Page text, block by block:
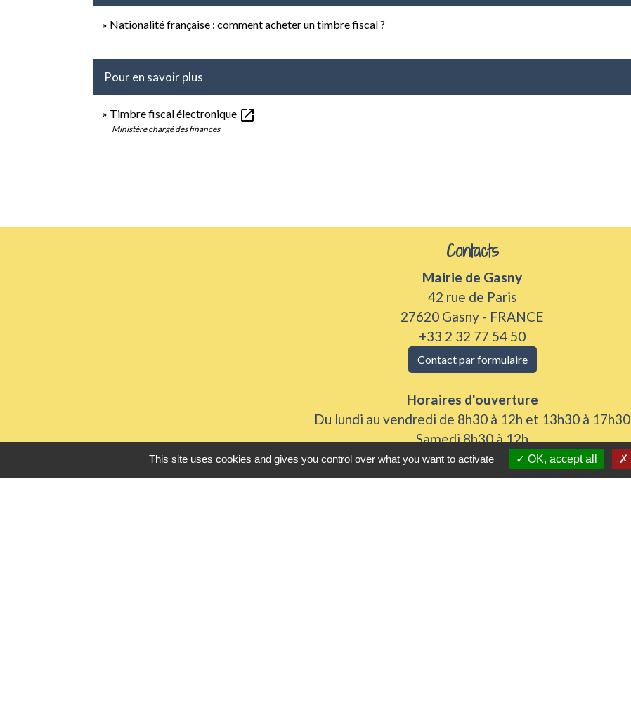
Nationalité française : comment acheter un timbre fiscal ?
Pour en savoir plus
Timbre fiscal électronique open_in_new
Ministère chargé des finances
Contacts
Mairie de Gasny
42 rue de Paris
27620 Gasny - FRANCE
+33 2 32 77 54 50
Contact par formulaire
Horaires d'ouverture
Du lundi au vendredi de 8h30 à 12h et 13h30 à 17h30
Samedi 8h30 à 12h
This site uses cookies and gives you control over what you want to activate OK, accept all